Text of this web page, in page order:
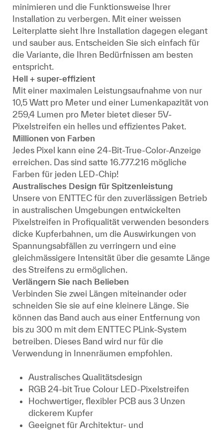
minimieren und die Funktionsweise Ihrer
Installation zu verbergen. Mit einer weissen
Leiterplatte sieht Ihre Installation dagegen elegant
und sauber aus. Entscheiden Sie sich einfach für
die Variante, die Ihren Bedürfnissen am besten
entspricht.
Hell + super-effizient
Mit einer maximalen Leistungsaufnahme von nur
10,5 Watt pro Meter und einer Lumenkapazität von
259,4 Lumen pro Meter bietet dieser 5V-
Pixelstreifen ein helles und effizientes Paket.
Millionen von Farben
Jedes Pixel kann eine 24-Bit-True-Color-Anzeige
erreichen. Das sind satte 16.777.216 mögliche
Farben für jeden LED-Chip!
Australisches Design für Spitzenleistung
Unsere von ENTTEC für den zuverlässigen Betrieb
in australischen Umgebungen entwickelten
Pixelstreifen in Profiqualität verwenden besonders
dicke Kupferbahnen, um die Auswirkungen von
Spannungsabfällen zu verringern und eine
gleichmässigere Intensität über die gesamte Länge
des Streifens zu ermöglichen.
Verlängern Sie nach Belieben
Verbinden Sie zwei Längen miteinander oder
schneiden Sie sie auf eine kleinere Länge. Sie
können das Band auch aus einer Entfernung von
bis zu 300 m mit dem ENTTEC PLink-System
betreiben. Dieses Band wird nur für die
Verwendung in Innenräumen empfohlen.
Australisches Qualitätsdesign
RGB 24-bit True Colour LED-Pixelstreifen
Hochwertiger, flexibler PCB aus 3 Unzen
dickerem Kupfer
Geeignet für Architektur- und